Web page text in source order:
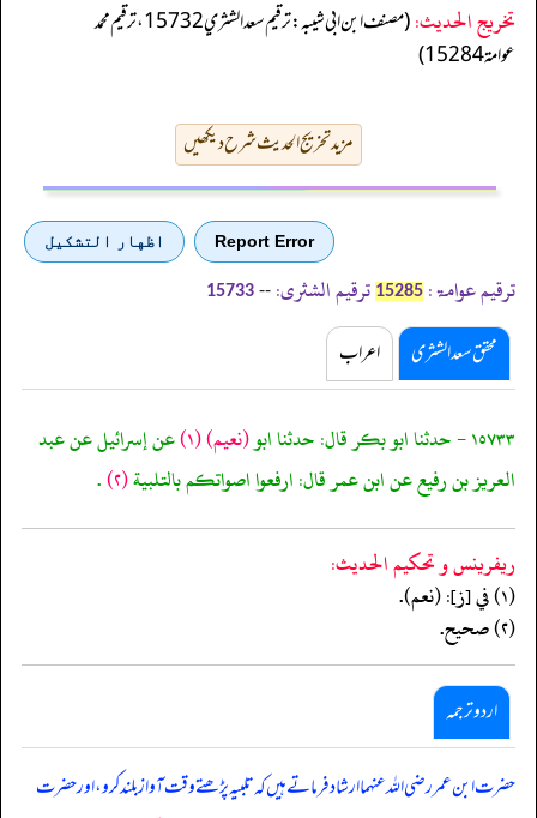
تخریج الحدیث:
(مصنف ابن ابي شيبه: ترقيم سعد الشثري 15732، ترقيم محمد
عوامة 15284)
مزید تخریج الحدیث شرح دیکھیں
Report Error اظهار التشكيل
ترقیم عوامۃ: 15285 ترقیم الشثری: --
15733
محقق سعد الشثری اعراب
١٥٧٣٣ - حدثنا ابو بكر قال: حدثنا ابو (نعيم)(١) عن إسرائيل عن عبد
العريز بن رفيع عن ابن عمر قال: ارفعوا اصواتكم بالتلبية(٢) .
ريفرينس و تحكيم الحدیث:
(١) في [ز]: (نعم).
(٢) صحيح.
اردو ترجمہ
حضرت ابن عمر رضی اللہ عنہما ارشاد فرماتے ہیں کہ تلبیہ پڑھتے وقت آواز بلند کرو، اور حضرت